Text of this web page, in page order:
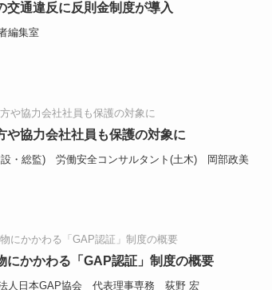
交通違反に反則金制度が導入
編集室
や協力会社社員も保護の対象に
設・総監) 労働安全コンサルタント(土木) 岡部政美
にかかわる「GAP認証」制度の概要
人日本GAP協会 代表理事専務 荻野 宏